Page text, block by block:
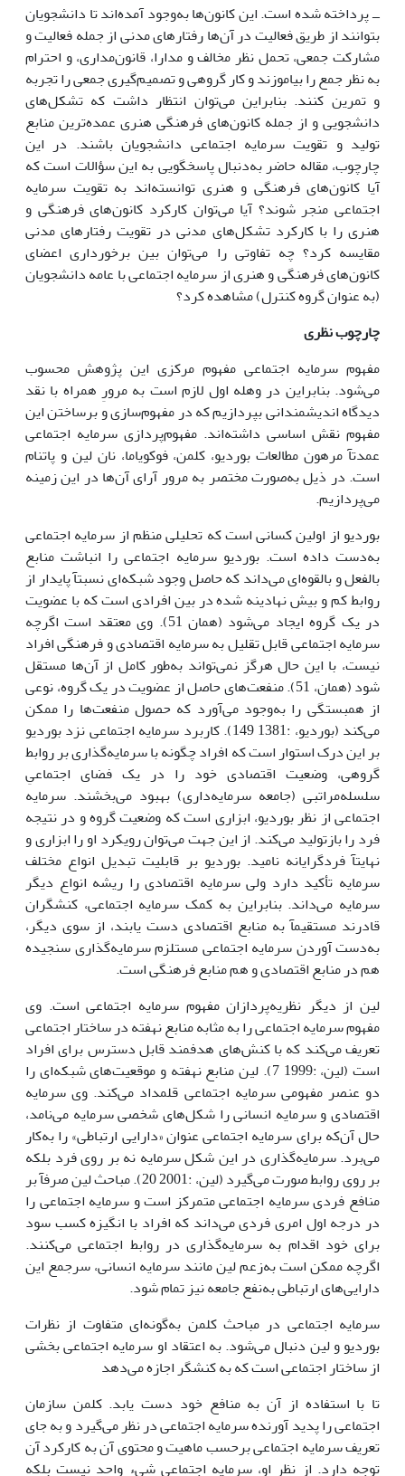
ــ پرداخته شده است. این کانون‌ها به‌وجود آمده‌اند تا دانشجویان
بتوانند از طریق فعالیت در آن‌ها رفتارهای مدنی از جمله فعالیت و
مشارکت جمعی، تحمل نظر مخالف و مدارا، قانون‌مداری، و احترام
به نظر جمع را بیاموزند و کار گروهی و تصمیم‌گیری جمعی را تجربه
و تمرین کنند. بنابراین می‌توان انتظار داشت که تشکل‌های
دانشجویی و از جمله کانون‌های فرهنگی هنری عمده‌ترین منابع
تولید و تقویت سرمایه اجتماعی دانشجویان باشند. در این
چارچوب، مقاله حاضر به‌دنبال پاسخگویی به این سؤالات است که
آیا کانون‌های فرهنگی و هنری توانسته‌اند به تقویت سرمایه
اجتماعی منجر شوند؟ آیا می‌توان کارکرد کانون‌های فرهنگی و
هنری را با کارکرد تشکل‌های مدنی در تقویت رفتارهای مدنی
مقایسه کرد؟ چه تفاوتی را می‌توان بین برخورداری اعضای
کانون‌های فرهنگی و هنری از سرمایه اجتماعی با عامه دانشجویان
(به عنوان گروه کنترل) مشاهده کرد؟
چارچوب نظری
مفهوم سرمایه اجتماعی مفهوم مرکزی این پژوهش محسوب
می‌شود. بنابراین در وهله اول لازم است به مرورِ همراه با نقد
دیدگاه اندیشمندانی بپردازیم که در مفهوم‌سازی و برساختن این
مفهوم نقش اساسی داشته‌اند. مفهوم‌پردازی سرمایه اجتماعی
عمدتآ مرهون مطالعات بوردیو، کلمن، فوکویاما، نان لین و پاتنام
است. در ذیل به‌صورت مختصر به مرور آرای آن‌ها در این زمینه
می‌پردازیم.
بوردیو از اولین کسانی است که تحلیلی منظم از سرمایه اجتماعی
به‌دست داده است. بوردیو سرمایه اجتماعی را انباشت منابع
بالفعل و بالقوه‌ای می‌داند که حاصل وجود شبکه‌ای نسبتآ پایدار از
روابط کم و بیش نهادینه شده در بین افرادی است که با عضویت
در یک گروه ایجاد می‌شود (همان 51). وی معتقد است اگرچه
سرمایه اجتماعی قابل تقلیل به سرمایه اقتصادی و فرهنگی افراد
نیست، با این حال هرگز نمی‌تواند به‌طور کامل از آن‌ها مستقل
شود (همان، 51). منفعت‌های حاصل از عضویت در یک گروه، نوعی
از همبستگی را به‌وجود می‌آورد که حصول منفعت‌ها را ممکن
می‌کند (بوردیو، :1381 149). کاربرد سرمایه اجتماعی نزد بوردیو
بر این درک استوار است که افراد چگونه با سرمایه‌گذاری بر روابط
گروهی، وضعیت اقتصادی خود را در یک فضای اجتماعیِ
سلسله‌مراتبی (جامعه سرمایه‌داری) بهبود می‌بخشند. سرمایه
اجتماعی از نظر بوردیو، ابزاری است که وضعیت گروه و در نتیجه
فرد را بازتولید می‌کند. از این جهت می‌توان رویکرد او را ابزاری و
نهایتآ فردگرایانه نامید. بوردیو بر قابلیت تبدیل انواع مختلف
سرمایه تأکید دارد ولی سرمایه اقتصادی را ریشه انواع دیگر
سرمایه می‌داند. بنابراین به کمک سرمایه اجتماعی، کنشگران
قادرند مستقیمآ به منابع اقتصادی دست یابند، از سوی دیگر،
به‌دست آوردن سرمایه اجتماعی مستلزم سرمایه‌گذاری سنجیده
هم در منابع اقتصادی و هم منابع فرهنگی است.
لین از دیگر نظریه‌پردازان مفهوم سرمایه اجتماعی است. وی
مفهوم سرمایه اجتماعی را به مثابه منابع نهفته در ساختار اجتماعی
تعریف می‌کند که با کنش‌های هدفمند قابل دسترس برای افراد
است (لین، :1999 7). لین منابع نهفته و موقعیت‌های شبکه‌ای را
دو عنصر مفهومی سرمایه اجتماعی قلمداد می‌کند. وی سرمایه
اقتصادی و سرمایه انسانی را شکل‌های شخصی سرمایه می‌نامد،
حال آن‌که برای سرمایه اجتماعی عنوان «دارایی ارتباطی» را به‌کار
می‌برد. سرمایه‌گذاری در این شکل سرمایه نه بر روی فرد بلکه
بر روی روابط صورت می‌گیرد (لین، :2001 20). مباحث لین صرفآ بر
منافع فردی سرمایه اجتماعی متمرکز است و سرمایه اجتماعی را
در درجه اول امری فردی می‌داند که افراد با انگیزه کسب سود
برای خود اقدام به سرمایه‌گذاری در روابط اجتماعی می‌کنند.
اگرچه ممکن است به‌زعم لین مانند سرمایه انسانی، سرجمع این
دارایی‌های ارتباطی به‌نفع جامعه نیز تمام شود.
سرمایه اجتماعی در مباحث کلمن به‌گونه‌ای متفاوت از نظرات
بوردیو و لین دنبال می‌شود. به اعتقاد او سرمایه اجتماعی بخشی
از ساختار اجتماعی است که به کنشگر اجازه می‌دهد
تا با استفاده از آن به منافع خود دست یابد. کلمن سازمان
اجتماعی را پدید آورنده سرمایه اجتماعی در نظر می‌گیرد و به جای
تعریف سرمایه اجتماعی برحسب ماهیت و محتوی آن به کارکرد آن
توجه دارد. از نظر او، سرمایه اجتماعی شیء واحد نیست بلکه